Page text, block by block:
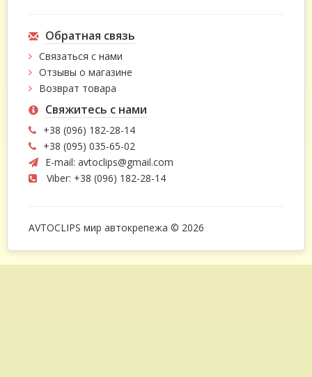
Обратная связь
Связаться с нами
Отзывы о магазине
Возврат товара
Свяжитесь с нами
+38 (096) 182-28-14
+38 (095) 035-65-02
E-mail: avtoclips@gmail.com
Viber: +38 (096) 182-28-14
AVTOCLIPS мир автокрепежа © 2026